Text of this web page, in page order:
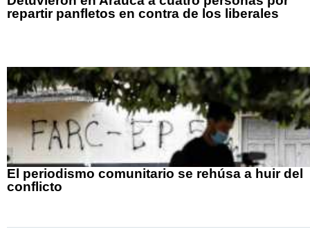
repartir panfletos en contra de los liberales
El periodismo comunitario se rehúsa a huir del
conflicto